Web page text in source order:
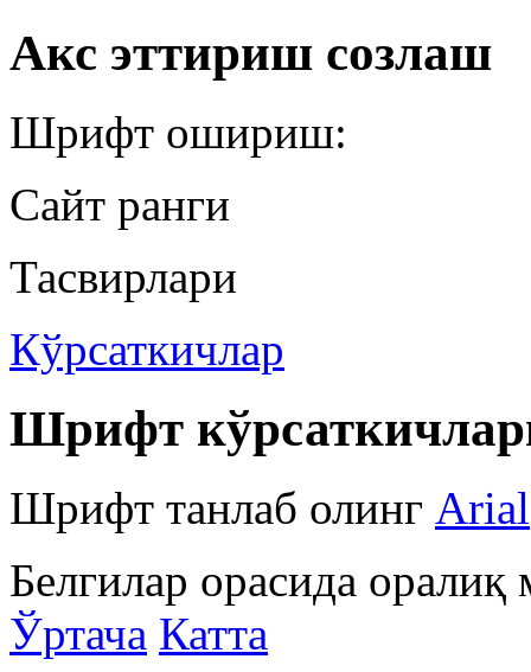
Акс эттириш созлаш
Шрифт ошириш:
Сайт ранги
Тасвирлари
Кўрсаткичлар
Шрифт
Шрифт танлаб олинг Arial
Белгилар орасида
Ўртача Катта